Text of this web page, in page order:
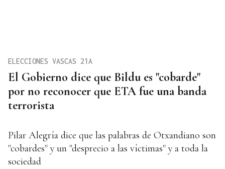
El Gobierno dice que Bildu es "cobarde"
por no reconocer que ETA fue una banda
terrorista
ELECCIONES VASCAS 21A
Pilar Alegría dice que las palabras de Otxandiano son
"cobardes" y un "desprecio a las víctimas" y a toda la
sociedad